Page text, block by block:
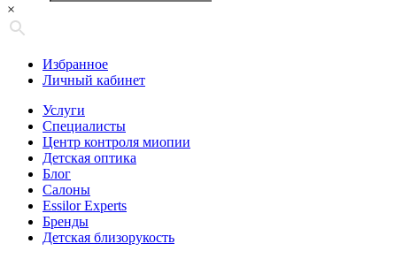
×
Избранное
Личный кабинет
Услуги
Специалисты
Центр контроля миопии
Детская оптика
Блог
Салоны
Essilor Experts
Бренды
Детская близорукость